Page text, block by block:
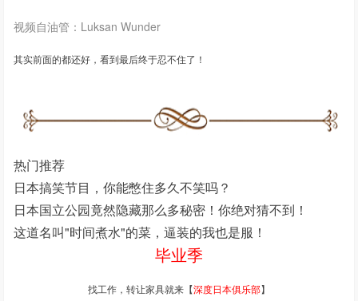
视频自油管：Luksan Wunder
其实前面的都还好，看到最后终于忍不住了！
热门推荐
日本搞笑节目，你能憋住多久不笑吗？
日本国立公园竟然隐藏那么多秘密！你绝对猜不到！
这道名叫"时间煮水"的菜，逼装的我也是服！
毕业季
找工作，转让家具就来【深度日本俱乐部】